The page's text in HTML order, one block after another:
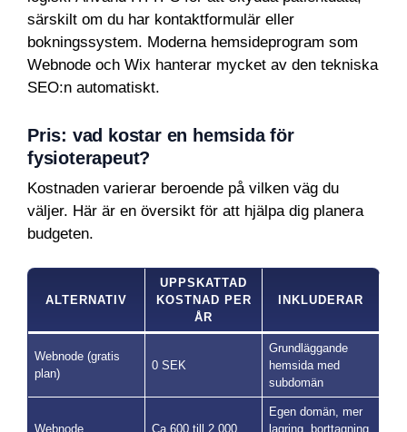
särskilt om du har kontaktformulär eller
bokningssystem. Moderna hemsideprogram som
Webnode och Wix hanterar mycket av den tekniska
SEO:n automatiskt.
Pris: vad kostar en hemsida för
fysioterapeut?
Kostnaden varierar beroende på vilken väg du
väljer. Här är en översikt för att hjälpa dig planera
budgeten.
ALTERNATIV
UPPSKATTAD
KOSTNAD PER
ÅR
INKLUDERAR
Webnode (gratis
plan)
0 SEK
Grundläggande
hemsida med
subdomän
Webnode
Ca 600 till 2 000
Egen domän, mer
lagring, borttagning